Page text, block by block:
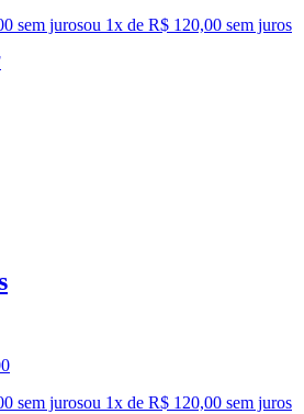
sem jurosou 1x de R$ 120,00 sem juros
sem jurosou 1x de R$ 120,00 sem juros